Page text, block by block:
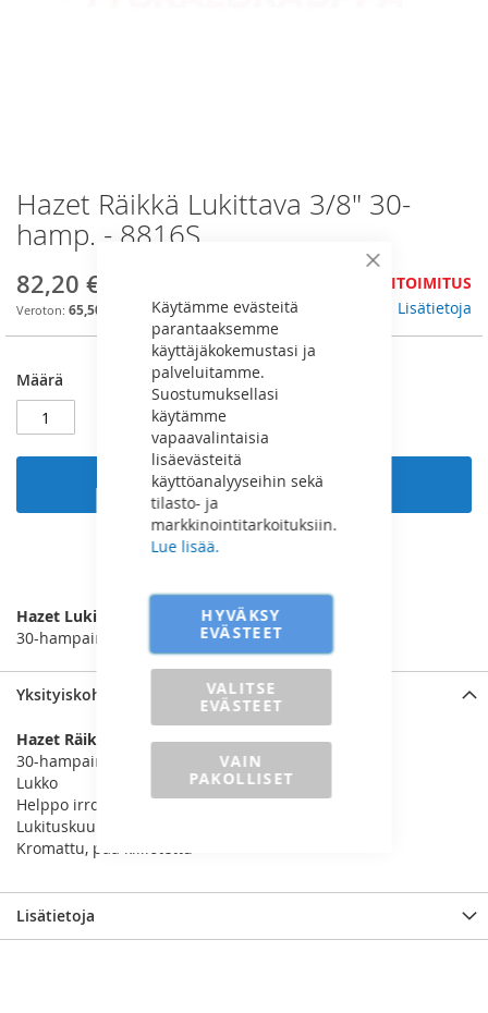
Sulje
Käytämme evästeitä
parantaaksemme
käyttäjäkokemustasi ja
palveluitamme.
Suostumuksellasi
käytämme
vapaavalintaisia
lisäevästeitä
käyttöanalyyseihin sekä
tilasto- ja
markkinointitarkoituksiin.
Lue lisää.
HYVÄKSY
EVÄSTEET
VALITSE
EVÄSTEET
VAIN
PAKOLLISET
Skip
to
the
of
the
Hazet Räikkä Lukittava 3/8" 30-
hamp. - 8816S
82,20 €
65,50 €
JÄLKITOIMITUS
Lisätietoja
Määrä
Lisää ostoskoriin
Hazet Lukittava räikkä 3/8”
30-hampainen
Yksityiskohdat
Hazet Räikkä 3/8”
30-hampainen
Lukko
Helppo irrotus nappia painamalla
Lukituskuula
Kromattu, pää kiillotettu
Lisätietoja